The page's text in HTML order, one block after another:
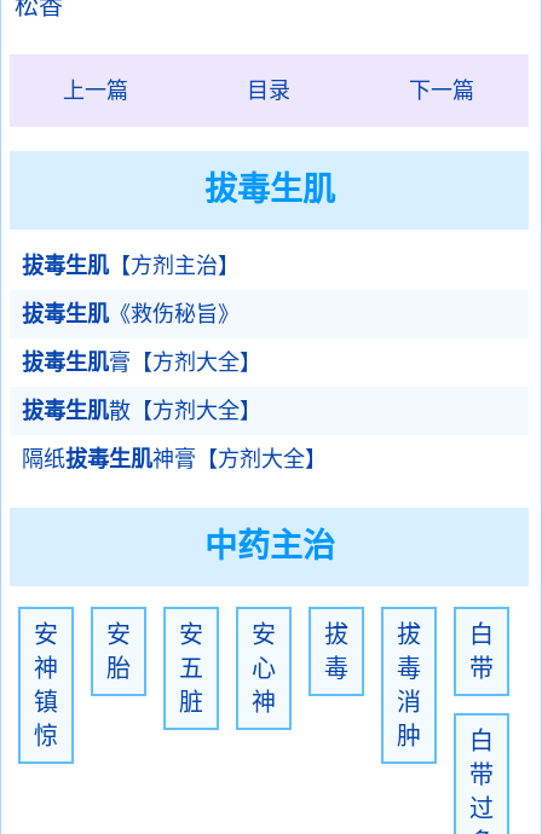
松香
上一篇 目录 下一篇
拔毒生肌
拔毒生肌【方剂主治】
拔毒生肌《救伤秘旨》
拔毒生肌膏【方剂大全】
拔毒生肌散【方剂大全】
隔纸拔毒生肌神膏【方剂大全】
中药主治
安
神
镇
惊
安
胎
安
五
脏
安
心
神
拔
毒
拔
毒
消
肿
白
带
白
带
过